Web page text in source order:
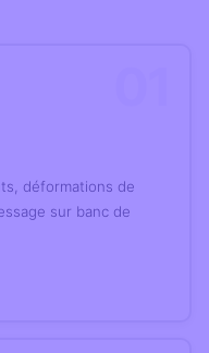
déformations de
sur banc de